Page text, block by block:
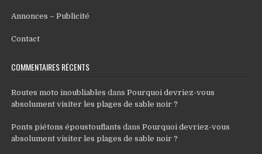
Annonces – Publicité
Contact
COMMENTAIRES RÉCENTS
Routes moto inoubliables dansPourquoi devriez-vous
absolument visiter les plages de sable noir ?
Ponts piétons époustouflants dansPourquoi devriez-vous
absolument visiter les plages de sable noir ?